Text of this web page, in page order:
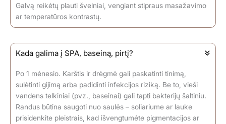
Galvą reikėtų plauti švelniai, vengiant stipraus masažavimo
ar temperatūros kontrastų.
Kada galima į SPA, baseiną, pirtį?
Po 1 mėnesio. Karštis ir drėgmė gali paskatinti tinimą,
sulėtinti gijimą arba padidinti infekcijos riziką. Be to, vieši
vandens telkiniai (pvz., baseinai) gali tapti bakterijų šaltiniu.
Randus būtina saugoti nuo saulės – soliariume ar lauke
prisidenkite pleistrais, kad išvengtumėte pigmentacijos ar